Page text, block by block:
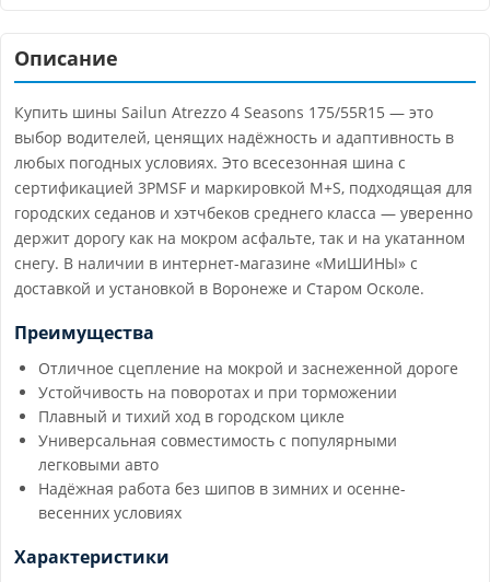
Описание
Купить шины Sailun Atrezzo 4 Seasons 175/55R15 — это
выбор водителей, ценящих надёжность и адаптивность в
любых погодных условиях. Это всесезонная шина с
сертификацией 3PMSF и маркировкой M+S, подходящая для
городских седанов и хэтчбеков среднего класса — уверенно
держит дорогу как на мокром асфальте, так и на укатанном
снегу. В наличии в интернет-магазине «МиШИНЫ» с
доставкой и установкой в Воронеже и Старом Осколе.
Преимущества
Отличное сцепление на мокрой и заснеженной дороге
Устойчивость на поворотах и при торможении
Плавный и тихий ход в городском цикле
Универсальная совместимость с популярными
легковыми авто
Надёжная работа без шипов в зимних и осенне-
весенних условиях
Характеристики